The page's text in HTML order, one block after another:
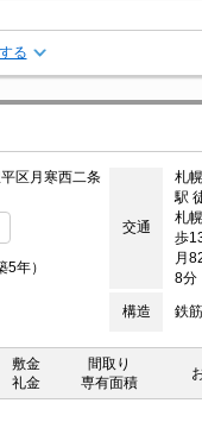
る
区月寒西二条
交通
札
駅
札
歩
月
8分
5年）
構造 鉄
敷金
礼金
間取り
専有面積